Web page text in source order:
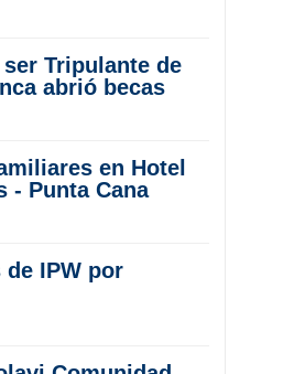
Tripulante de
abrió becas
en Hotel
- Punta Cana
IPW por